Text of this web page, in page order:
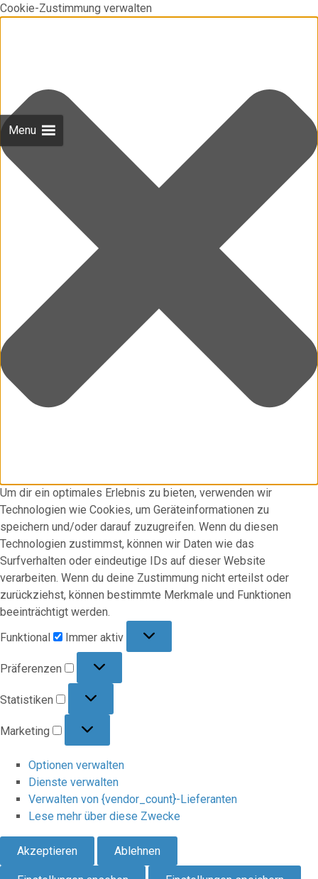
Cookie-Zustimmung verwalten
Um dir ein optimales Erlebnis zu bieten, verwenden wir
Technologien wie Cookies, um Geräteinformationen zu
speichern und/oder darauf zuzugreifen. Wenn du diesen
Technologien zustimmst, können wir Daten wie das
Surfverhalten oder eindeutige IDs auf dieser Website
verarbeiten. Wenn du deine Zustimmung nicht erteilst oder
zurückziehst, können bestimmte Merkmale und Funktionen
beeinträchtigt werden.
Funktional
Immer aktiv
Präferenzen
Statistiken
Marketing
Optionen verwalten
Dienste verwalten
Verwalten von {vendor_count}-Lieferanten
Lese mehr über diese Zwecke
Akzeptieren Ablehnen
Menu